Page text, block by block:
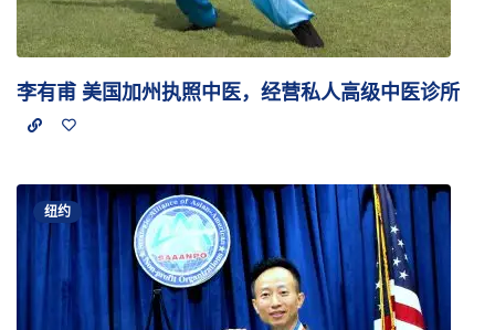
李有甫 美国加州执照中医，经营私人高级中医诊所
纽约